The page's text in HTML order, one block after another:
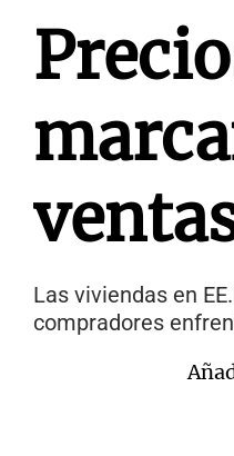
Las viviendas en
compradores